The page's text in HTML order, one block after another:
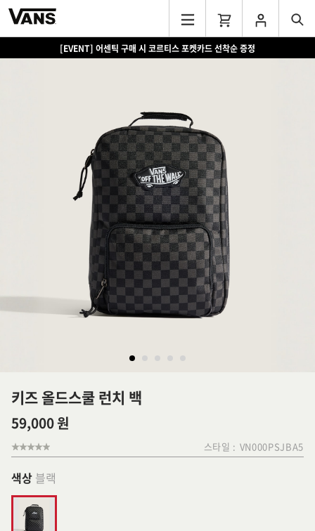
[EVENT] 어센틱 구매 시 코르티스 포켓카드 선착순 증정
[EVENT] 15만원 이상 구매 시 쿨러백 증정
키즈 올드스쿨 런치 백
59,000 원
스타일 : VN000PSJBA5
색상 블랙